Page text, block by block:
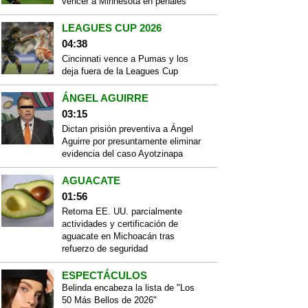
LEAGUES CUP 2026
04:38
Cincinnati vence a Pumas y los
deja fuera de la Leagues Cup
ÁNGEL AGUIRRE
03:15
Dictan prisión preventiva a Ángel
Aguirre por presuntamente eliminar
evidencia del caso Ayotzinapa
AGUACATE
01:56
Retoma EE. UU. parcialmente
actividades y certificación de
aguacate en Michoacán tras
refuerzo de seguridad
ESPECTÁCULOS
Belinda encabeza la lista de "Los
50 Más Bellos de 2026"